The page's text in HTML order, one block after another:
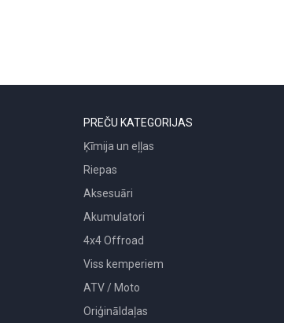
PREČU KATEGORIJAS
Ķīmija un eļļas
Riepas
Aksesuāri
Akumulatori
4x4 Offroad
Viss kemperiem
ATV / Moto
Oriģināldaļas